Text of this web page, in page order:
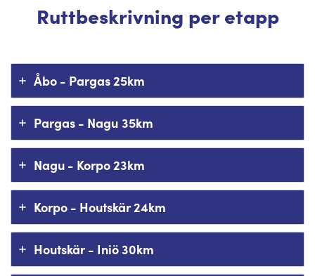
Ruttbeskrivning per etapp
Åbo - Pargas 25km
Pargas - Nagu 35km
Nagu - Korpo 23km
Korpo - Houtskär 24km
Houtskär - Iniö 30km